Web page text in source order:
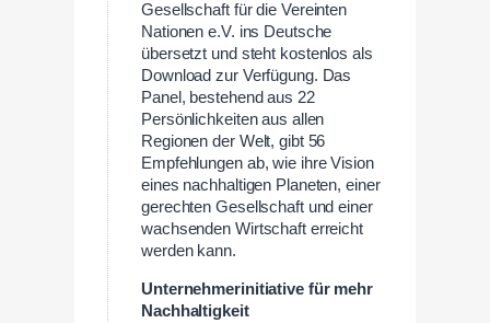
Gesellschaft für die Vereinten
Nationen e.V. ins Deutsche
übersetzt und steht kostenlos als
Download zur Verfügung. Das
Panel, bestehend aus 22
Persönlichkeiten aus allen
Regionen der Welt, gibt 56
Empfehlungen ab, wie ihre Vision
eines nachhaltigen Planeten, einer
gerechten Gesellschaft und einer
wachsenden Wirtschaft erreicht
werden kann.
Unternehmerinitiative für mehr
Nachhaltigkeit